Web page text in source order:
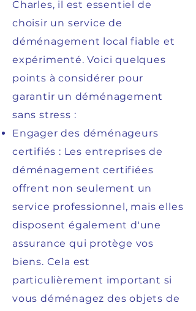
Charles, il est essentiel de
choisir un service de
déménagement local fiable et
expérimenté. Voici quelques
points à considérer pour
garantir un déménagement
sans stress :
Engager des déménageurs
certifiés : Les entreprises de
déménagement certifiées
offrent non seulement un
service professionnel, mais elles
disposent également d'une
assurance qui protège vos
biens. Cela est
particulièrement important si
vous déménagez des objets de